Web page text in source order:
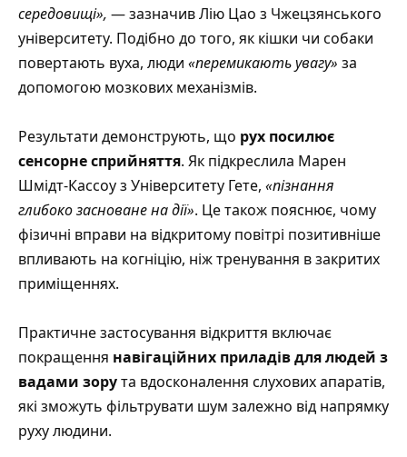
середовищі», — зазначив Лію Цао з Чжецзянського
університету. Подібно до того, як кішки чи собаки
повертають вуха, люди «перемикають увагу» за
допомогою мозкових механізмів.
Результати демонструють, що рух посилює
сенсорне сприйняття. Як підкреслила Марен
Шмідт-Кассоу з Університету Гете, «пізнання
глибоко засноване на дії». Це також пояснює, чому
фізичні вправи на відкритому повітрі позитивніше
впливають на когніцію, ніж тренування в закритих
приміщеннях.
Практичне застосування відкриття включає
покращення навігаційних приладів для людей з
вадами зорута вдосконалення слухових апаратів,
які зможуть фільтрувати шум залежно від напрямку
руху людини.